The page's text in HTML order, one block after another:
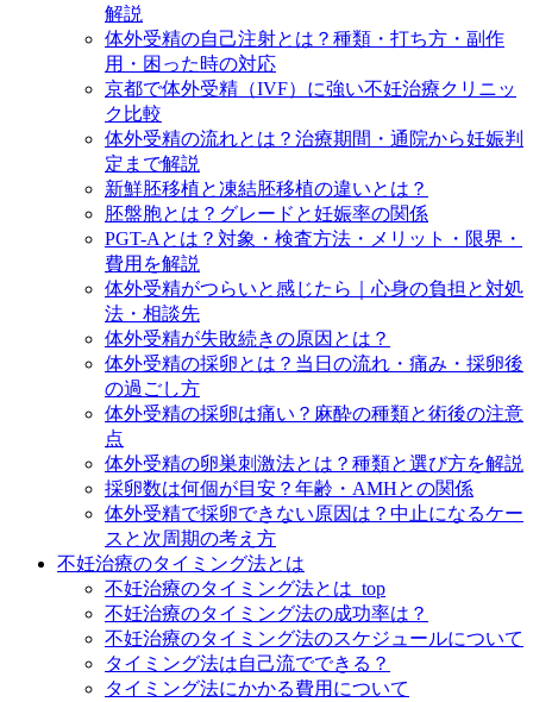
解説
体外受精の自己注射とは？種類・打ち方・副作
用・困った時の対応
京都で体外受精（IVF）に強い不妊治療クリニッ
ク比較
体外受精の流れとは？治療期間・通院から妊娠判
定まで解説
新鮮胚移植と凍結胚移植の違いとは？
胚盤胞とは？グレードと妊娠率の関係
PGT-Aとは？対象・検査方法・メリット・限界・
費用を解説
体外受精がつらいと感じたら｜心身の負担と対処
法・相談先
体外受精が失敗続きの原因とは？
体外受精の採卵とは？当日の流れ・痛み・採卵後
の過ごし方
体外受精の採卵は痛い？麻酔の種類と術後の注意
点
体外受精の卵巣刺激法とは？種類と選び方を解説
採卵数は何個が目安？年齢・AMHとの関係
体外受精で採卵できない原因は？中止になるケー
スと次周期の考え方
不妊治療のタイミング法とは
不妊治療のタイミング法とは_top
不妊治療のタイミング法の成功率は？
不妊治療のタイミング法のスケジュールについて
タイミング法は自己流でできる？
タイミング法にかかる費用について